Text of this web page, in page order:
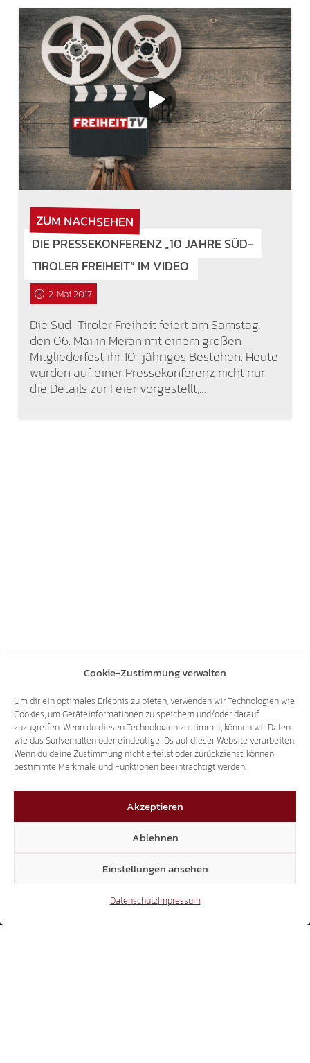
Cookie-Zustimmung verwalten
Um dir ein optimales Erlebnis zu bieten, verwenden wir Technologien wie
Cookies, um Geräteinformationen zu speichern und/oder darauf
zuzugreifen. Wenn du diesen Technologien zustimmst, können wir Daten
wie das Surfverhalten oder eindeutige IDs auf dieser Website verarbeiten.
Wenn du deine Zustimmung nicht erteilst oder zurückziehst, können
bestimmte Merkmale und Funktionen beeinträchtigt werden.
Akzeptieren
Ablehnen
Einstellungen ansehen
DatenschutzImpressum
ZUM NACHSEHEN
DIE PRESSEKONFERENZ „10 JAHRE SÜD-
TIROLER FREIHEIT“ IM VIDEO
2. Mai 2017
Die Süd-Tiroler Freiheit feiert am Samstag,
den 06. Mai in Meran mit einem großen
Mitgliederfest ihr 10-jähriges Bestehen. Heute
wurden auf einer Pressekonferenz nicht nur
die Details zur Feier vorgestellt,…